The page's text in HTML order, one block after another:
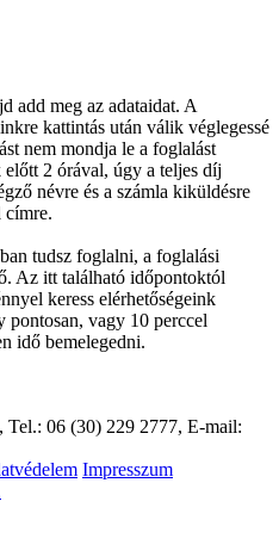
add meg az adataidat. A
kattintás után válik véglegessé
nem mondja le a foglalást
2 órával, úgy a teljes díj
névre és a számla kiküldésre
címre.
tudsz foglalni, a foglalási
Az itt található időpontoktól
keress elérhetőségeink
vagy 10 perccel
idő bemelegedni.
Tel.: 06 (30) 229 2777, E-mail:
Impresszum